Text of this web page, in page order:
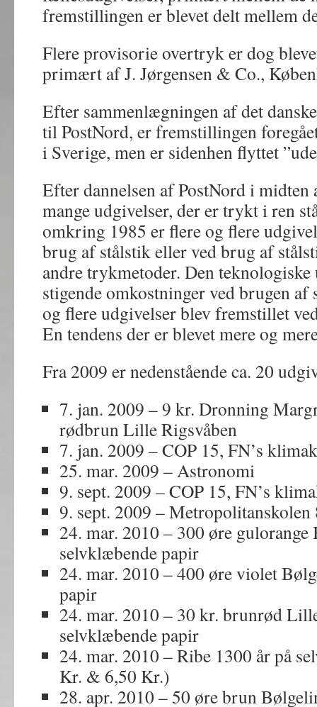
fremstillingen er blevet delt mellem
Flere provisorie overtryk er dog
primært af J. Jørgensen & Co.,
Efter sammenlægningen af det
til PostNord, er fremstillingen
i Sverige, men er sidenhen flyttet
Efter dannelsen af PostNord i midten
mange udgivelser, der er trykt i ren
omkring 1985 er flere og flere
brug af stålstik eller ved brug af
andre trykmetoder. Den
stigende omkostninger ved brugen
og flere udgivelser blev fremstillet
En tendens der er blevet mere og
Fra 2009 er nedenstående ca. 20
7. jan. 2009 – 9 kr. Dronning
rødbrun Lille Rigsvåben
7. jan. 2009 – COP 15, FN’s
25. mar. 2009 – Astronomi
9. sept. 2009 – COP 15, FN’s
9. sept. 2009 – Metropolitanskolen
24. mar. 2010 – 300 øre
selvklæbende papir
24. mar. 2010 – 400 øre violet
papir
24. mar. 2010 – 30 kr. brunrød
selvklæbende papir
24. mar. 2010 – Ribe 1300 år på
Kr. & 6,50 Kr.)
28. apr. 2010 – 50 øre brun